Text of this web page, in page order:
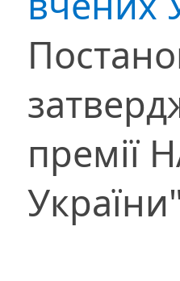
премії